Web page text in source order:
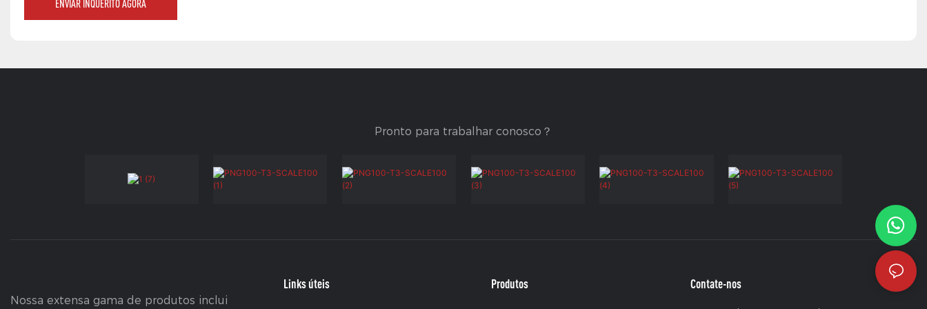
ENVIAR INQUÉRITO AGORA
Pronto para trabalhar conosco？
Nossa extensa gama de produtos inclui
Links úteis Produtos Contate-nos